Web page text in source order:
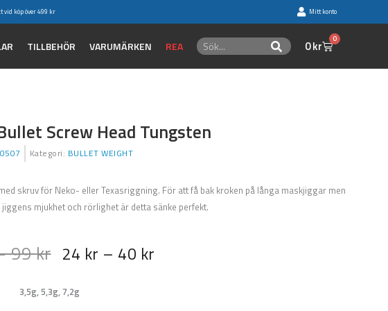
vid köp över 499 kr Mitt konto
TILLBEHÖR VARUMÄRKEN REA Sök Sök 0kr 0
Varukorg
Screw Head Tungsten
Kategori: BULLET WEIGHT
skruv för Neko- eller Texasriggning. För att få bak kroken på långa maskjiggar men
jiggens mjukhet och rörlighet är detta sänke perfekt.
99kr 24 kr – 40 kr
3,5g, 5,3g, 7,2g